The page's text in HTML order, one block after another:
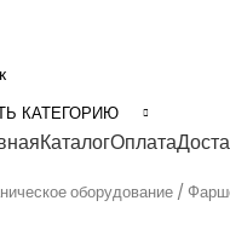
КАТЕГОРИЮ
КаталогОплата
оборудование